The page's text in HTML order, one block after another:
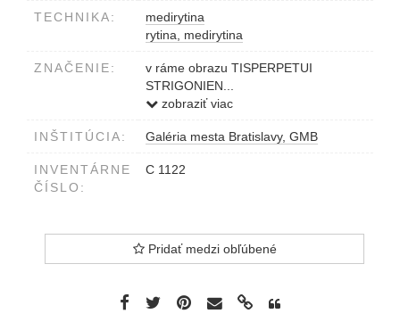
TECHNIKA:
medirytina
rytina, medirytina
ZNAČENIE:
v ráme obrazu TISPERPETUI
STRIGONIEN...
pod obrazom dlhý text : Ex Breviario...
nad obrazom Effigies NICOLAI...
v ploche obrazu pod portrétom
zobraziť viac
INŠTITÚCIA: Galéria mesta Bratislavy, GMB
INVENTÁRNE
ČÍSLO:
C 1122
Pridať medzi obľúbené